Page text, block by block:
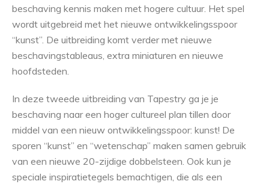
beschaving kennis maken met hogere cultuur. Het spel
wordt uitgebreid met het nieuwe ontwikkelingsspoor
“kunst”. De uitbreiding komt verder met nieuwe
beschavingstableaus, extra miniaturen en nieuwe
hoofdsteden.
In deze tweede uitbreiding van Tapestry ga je je
beschaving naar een hoger cultureel plan tillen door
middel van een nieuw ontwikkelingsspoor: kunst! De
sporen “kunst” en “wetenschap” maken samen gebruik
van een nieuwe 20-zijdige dobbelsteen. Ook kun je
speciale inspiratietegels bemachtigen, die als een